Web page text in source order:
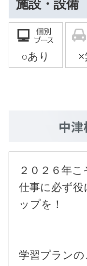
施設・設備
中
２０２６年こ
仕事に必ず
ップを！
学習プラン